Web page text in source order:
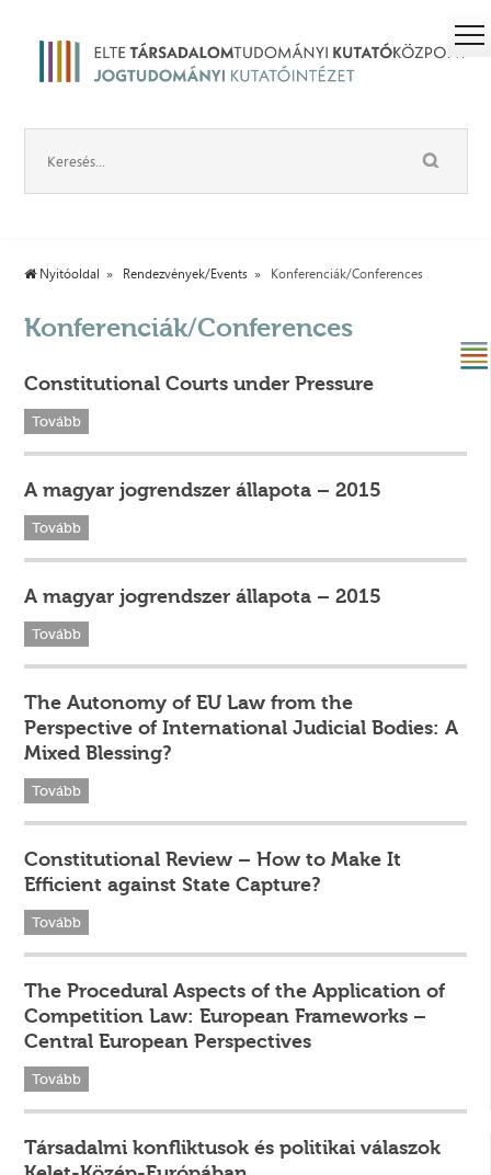
Nyitóoldal Rendezvények/Events Konferenciák/Conferences
Konferenciák/Conferences
Constitutional Courts under Pressure
Tovább
A magyar jogrendszer állapota – 2015
Tovább
A magyar jogrendszer állapota – 2015
Tovább
The Autonomy of EU Law from the
Perspective of International Judicial Bodies: A
Mixed Blessing?
Tovább
Constitutional Review – How to Make It
Efficient against State Capture?
Tovább
The Procedural Aspects of the Application of
Competition Law: European Frameworks –
Central European Perspectives
Tovább
Társadalmi konfliktusok és politikai válaszok